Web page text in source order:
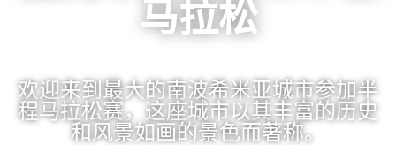
马拉松
欢迎来到最大的南波希米亚城市参加半
程马拉松赛，这座城市以其丰富的历史
和风景如画的景色而著称。